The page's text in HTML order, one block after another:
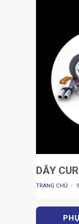
DÂY
TRANG CHỦ /